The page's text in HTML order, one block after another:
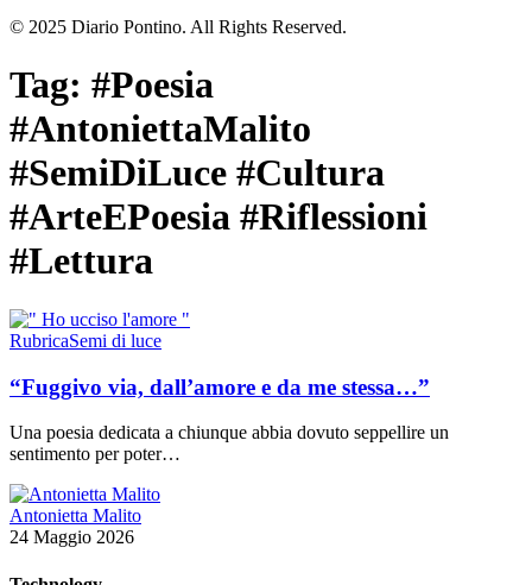
© 2025 Diario Pontino. All Rights Reserved.
Tag: #Poesia
#AntoniettaMalito
#SemiDiLuce #Cultura
#ArteEPoesia #Riflessioni
#Lettura
RubricaSemi di luce
“Fuggivo via, dall’amore e da me stessa…”
Una poesia dedicata a chiunque abbia dovuto seppellire un
sentimento per poter…
Antonietta Malito
24 Maggio 2026